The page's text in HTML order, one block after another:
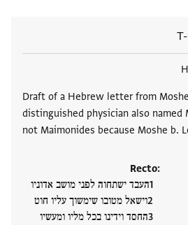
Draft of a Hebrew letter from
distinguished physician also named
not Maimonides because Moshe b.
Recto:
העבד ישתחוה לפני מושב אדוניו
וישאל מטובו שימשוך עליו חוט
החסד וידינו בכל מליו ומעשיו